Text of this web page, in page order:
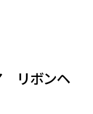
リボンヘ